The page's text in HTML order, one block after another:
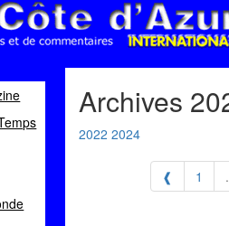
et de commentaires
Archives
2022 2024
❰ 1